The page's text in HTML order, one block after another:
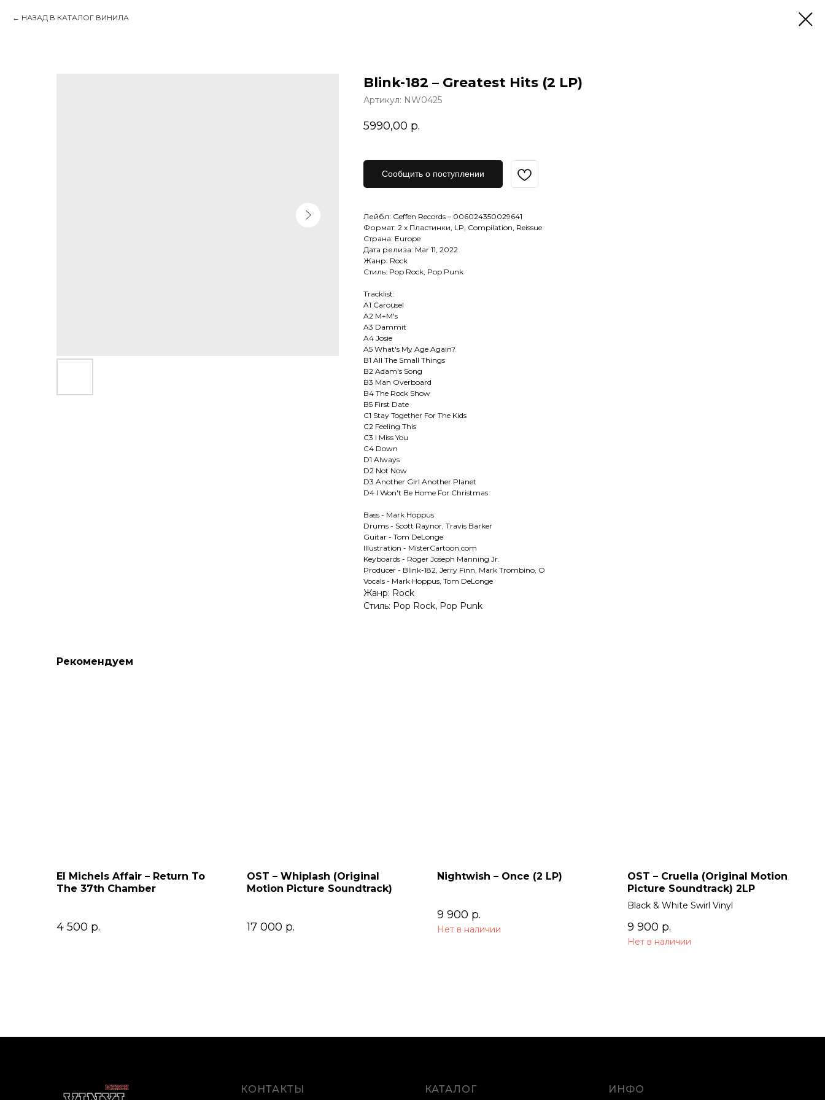
НАЗАД В КАТАЛОГ ВИНИЛА
Blink-182 – Greatest Hits (2 LP)
Артикул: NW0425
5990,00 р.
Сообщить о поступлении
Лейбл: Geffen Records – 006024350029641
Формат: 2 x Пластинки, LP, Compilation, Reissue
Страна: Europe
Дата релиза: Mar 11, 2022
Жанр: Rock
Стиль: Pop Rock, Pop Punk
Tracklist:
A1 Carousel
A2 M+M's
A3 Dammit
A4 Josie
A5 What's My Age Again?
B1 All The Small Things
B2 Adam's Song
B3 Man Overboard
B4 The Rock Show
B5 First Date
C1 Stay Together For The Kids
C2 Feeling This
C3 I Miss You
C4 Down
D1 Always
D2 Not Now
D3 Another Girl Another Planet
D4 I Won't Be Home For Christmas
Bass - Mark Hoppus
Drums - Scott Raynor, Travis Barker
Guitar - Tom DeLonge
Illustration - MisterCartoon.com
Keyboards - Roger Joseph Manning Jr.
Producer - Blink-182, Jerry Finn, Mark Trombino, O
Vocals - Mark Hoppus, Tom DeLonge
Жанр: Rock
Стиль: Pop Rock, Pop Punk
Рекомендуем
El Michels Affair – Return To
The 37th Chamber
4 500 р.
OST – Whiplash (Original
Motion Picture Soundtrack)
17 000 р.
Nightwish – Once (2 LP)
9 900 р.
Нет в наличии
OST – Cruella (Original Motion
Picture Soundtrack) 2LP
Black & White Swirl Vinyl
9 900 р.
Нет в наличии
КОНТАКТЫ КАТАЛОГ ИНФО